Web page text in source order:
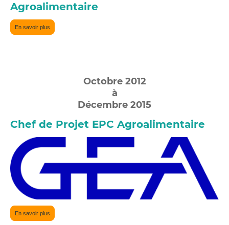
Agroalimentaire
En savoir plus
Octobre 2012
à
Décembre 2015
Chef de Projet EPC Agroalimentaire
En savoir plus